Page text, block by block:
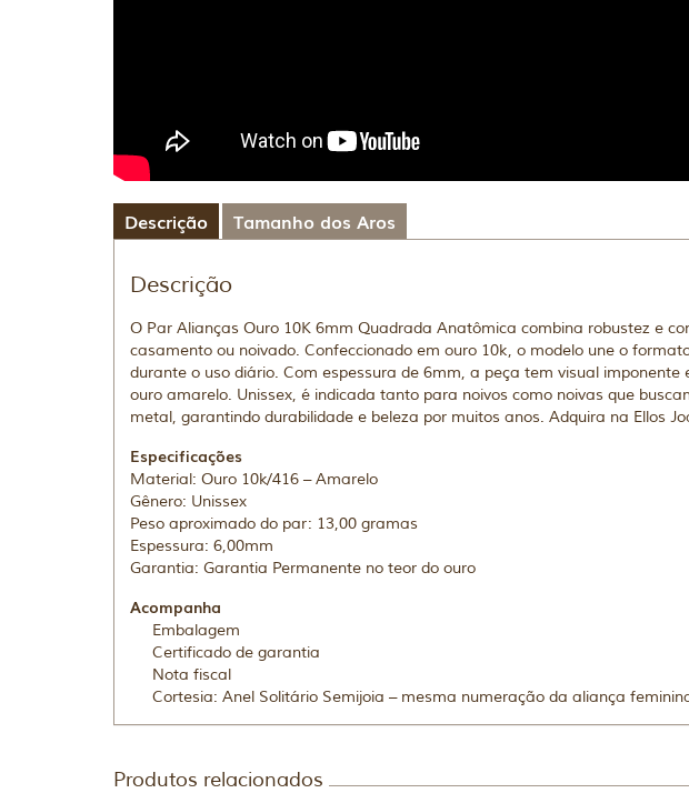
Descrição Tamanho dos Aros
Descrição
O Par Alianças Ouro 10K 6mm Quadrada Anatômica combina robustez e
casamento ou noivado. Confeccionado em ouro 10k, o modelo une o
durante o uso diário. Com espessura de 6mm, a peça tem visual
ouro amarelo. Unissex, é indicada tanto para noivos como noivas que
metal, garantindo durabilidade e beleza por muitos anos. Adquira na Ellos
Especificações
Material: Ouro 10k/416 – Amarelo
Gênero: Unissex
Peso aproximado do par: 13,00 gramas
Espessura: 6,00mm
Garantia: Garantia Permanente no teor do ouro
Acompanha
Embalagem
Certificado de garantia
Nota fiscal
Cortesia: Anel Solitário Semijoia – mesma numeração da aliança
Produtos relacionados